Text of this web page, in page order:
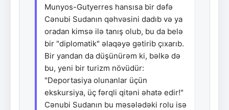
Munyos-Gutyerres hansısa bir dəfə
Cənubi Sudanın qəhvəsini dadıb və ya
oradan kimsə ilə tanış olub, bu da belə
bir "diplomatik" əlaqəyə gətirib çıxarıb.
Bir yandan da düşünürəm ki, bəlkə də
bu, yeni bir turizm növüdür:
"Deportasiya olunanlar üçün
ekskursiya, üç fərqli qitəni əhatə edir!"
Cənubi Sudanın bu məsələdəki rolu isə